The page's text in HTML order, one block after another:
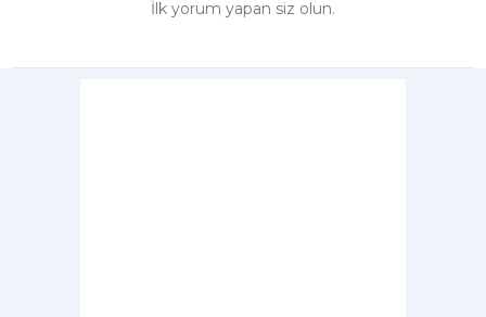
İlk yorum yapan siz olun.